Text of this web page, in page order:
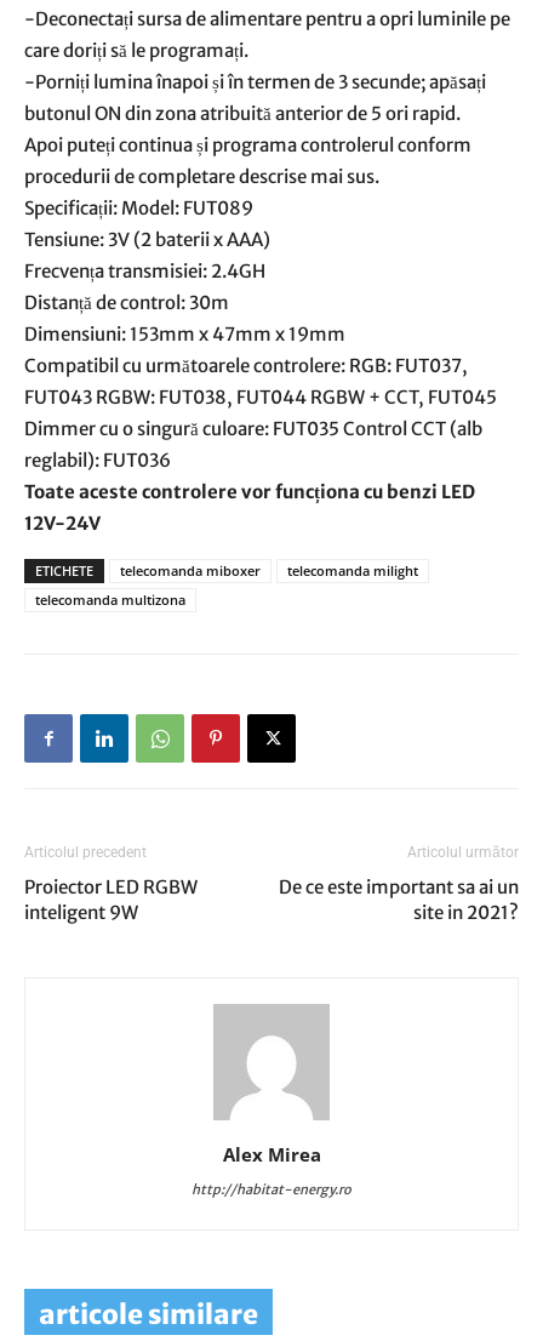
-Deconectați sursa de alimentare pentru a opri luminile pe
care doriți să le programați.
-Porniți lumina înapoi și în termen de 3 secunde; apăsați
butonul ON din zona atribuită anterior de 5 ori rapid.
Apoi puteți continua și programa controlerul conform
procedurii de completare descrise mai sus.
Specificații: Model: FUT089
Tensiune: 3V (2 baterii x AAA)
Frecvența transmisiei: 2.4GH
Distanță de control: 30m
Dimensiuni: 153mm x 47mm x 19mm
Compatibil cu următoarele controlere: RGB: FUT037,
FUT043 RGBW: FUT038, FUT044 RGBW + CCT, FUT045
Dimmer cu o singură culoare: FUT035 Control CCT (alb
reglabil): FUT036
Toate aceste controlere vor funcționa cu benzi LED
12V-24V
ETICHETE telecomanda miboxer
telecomanda milight
telecomanda multizona
Articolul precedent
Proiector LED RGBW
inteligent 9W
Articolul următor
De ce este important sa ai un
site in 2021?
Alex Mirea
http://habitat-energy.ro
articole similare